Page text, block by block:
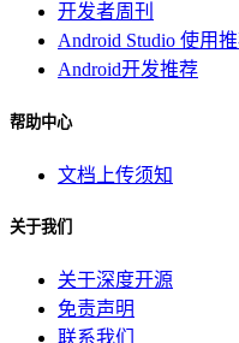
开发者周刊
Android Studio 使用
Android开发推荐
帮助中心
文档上传须知
关于我们
关于深度开源
免责声明
联系我们